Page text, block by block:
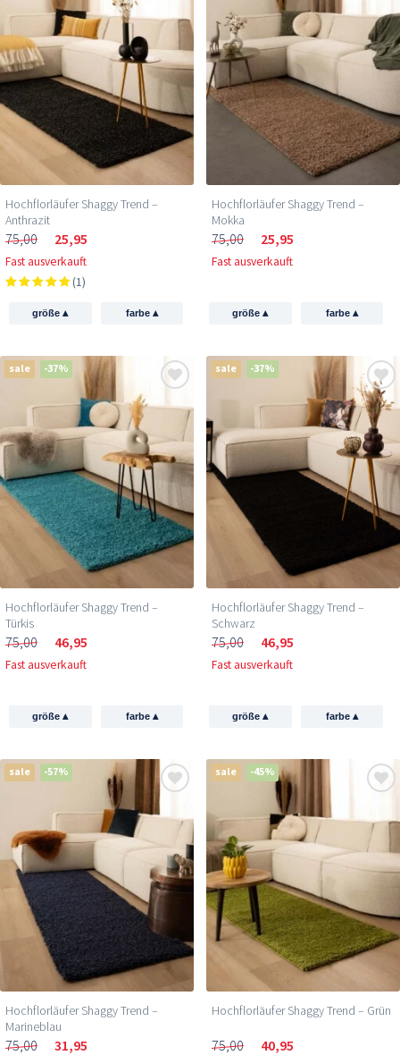
Hochflorläufer Shaggy Trend –
Anthrazit
75,00 25,95
Fast ausverkauft
(1)
größe▴ farbe ▴
Hochflorläufer Shaggy Trend –
Mokka
75,00 25,95
Fast ausverkauft
größe▴ farbe ▴
sale -37%
Hochflorläufer Shaggy Trend –
Türkis
75,00 46,95
Fast ausverkauft
größe▴ farbe ▴
sale -37%
Hochflorläufer Shaggy Trend –
Schwarz
75,00 46,95
Fast ausverkauft
größe▴ farbe ▴
sale -57%
Hochflorläufer Shaggy Trend –
Marineblau
75,00 31,95
sale -45%
Hochflorläufer Shaggy Trend – Grün
75,00 40,95